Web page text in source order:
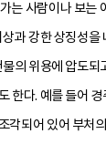
는 사람이나 보는
과 강한 상징성을
의 위용에 압도되
한다. 예를 들어 경
각되어 있어 부처